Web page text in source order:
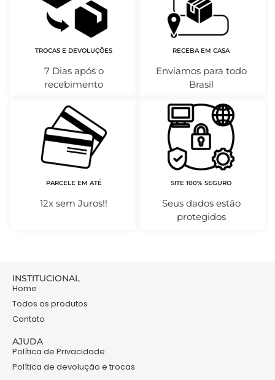
TROCAS E DEVOLUÇÕES
7 Dias após o
recebimento
RECEBA EM CASA
Enviamos para todo
Brasil
PARCELE EM ATÉ
12x sem Juros!!
SITE 100% SEGURO
Seus dados estão
protegidos
INSTITUCIONAL
Home
Todos os produtos
Contato
AJUDA
Política de Privacidade
Política de devolução e trocas